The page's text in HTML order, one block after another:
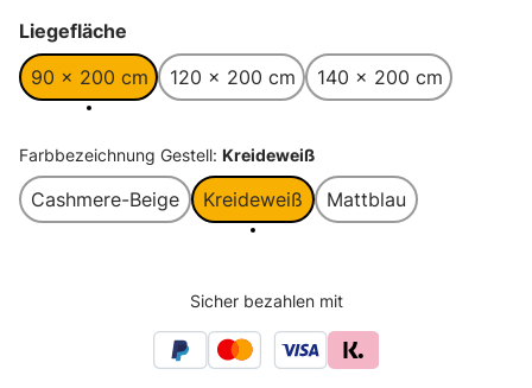
Liegefläche
90 x 200 cm
120 x 200 cm 140 x 200 cm
Farbbezeichnung Gestell: Kreideweiß
Cashmere-Beige Kreideweiß Mattblau
Sicher bezahlen mit